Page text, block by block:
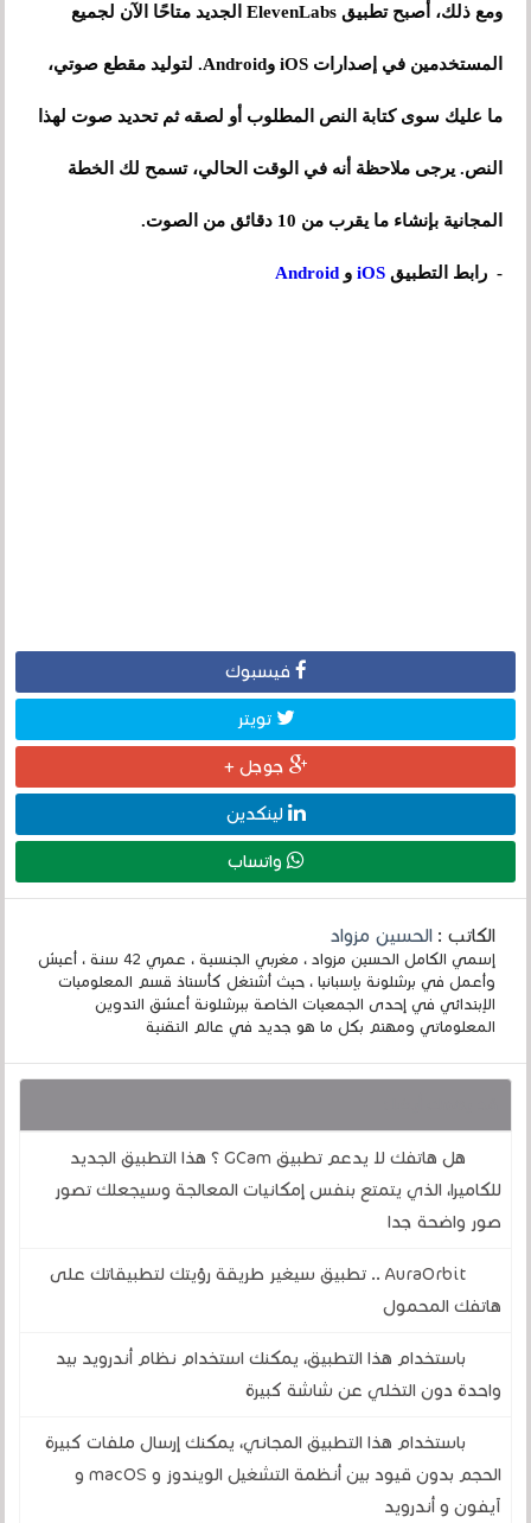
ومع ذلك، أصبح تطبيق ElevenLabs الجديد متاحًا الآن لجميع
المستخدمين في إصدارات iOS وAndroid. لتوليد مقطع صوتي،
ما عليك سوى كتابة النص المطلوب أو لصقه ثم تحديد صوت لهذا
النص. يرجى ملاحظة أنه في الوقت الحالي، تسمح لك الخطة
المجانية بإنشاء ما يقرب من 10 دقائق من الصوت.
- رابط التطبيقiOS و Android
فيسبوك
تويتر
جوجل +
لينكدين
واتساب
الكاتب :الحسين مزواد
إسمي الكامل الحسين مزواد ، مغربي الجنسية ، عمري 42 سنة ، أعيش
وأعمل في برشلونة بإسبانيا ، حيث أشتغل كأستاذ قسم المعلوميات
الإبتدائي في إحدى الجمعيات الخاصة ببرشلونة أعشق التدوين
المعلوماتي ومهتم بكل ما هو جديد في عالم التقنية
هل هاتفك لا يدعم تطبيق GCam ؟ هذا التطبيق الجديد
للكاميرا، الذي يتمتع بنفس إمكانيات المعالجة وسيجعلك تصور
صور واضحة جدا
AuraOrbit .. تطبيق سيغير طريقة رؤيتك لتطبيقاتك على
هاتفك المحمول
باستخدام هذا التطبيق، يمكنك استخدام نظام أندرويد بيد
واحدة دون التخلي عن شاشة كبيرة
باستخدام هذا التطبيق المجاني، يمكنك إرسال ملفات كبيرة
الحجم بدون قيود بين أنظمة التشغيل الويندوز و macOS و
آيفون و أندرويد